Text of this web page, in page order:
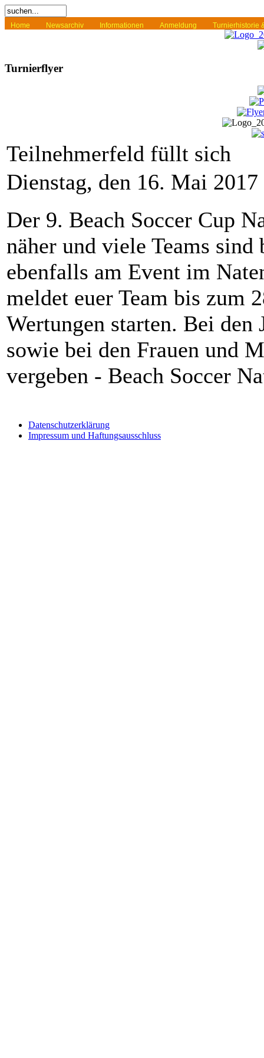
Home Newsarchiv Informationen Anmeldung Turnierhistorie
Turnierflyer
Teilnehmerfeld füllt sich
Dienstag, den 16. Mai
Der 9. Beach Soccer Cup
näher und viele Teams
ebenfalls am Event im
meldet euer Team bis zum
Wertungen starten. Bei
sowie bei den Frauen und
vergeben - Beach Soccer
Datenschutzerklärung
Impressum und Haftungsausschluss